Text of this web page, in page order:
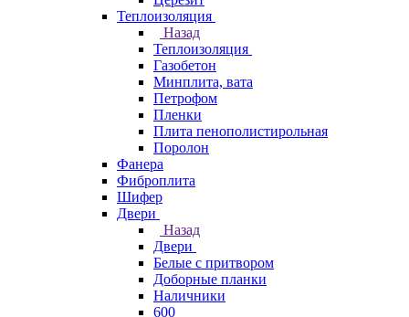
Теплоизоляция
Назад
Теплоизоляция
Газобетон
Минплита, вата
Петрофом
Пленки
Плита пенополистирольная
Поролон
Фанера
Фиброплита
Шифер
Двери
Назад
Двери
Белые с притвором
Доборные планки
Наличники
600